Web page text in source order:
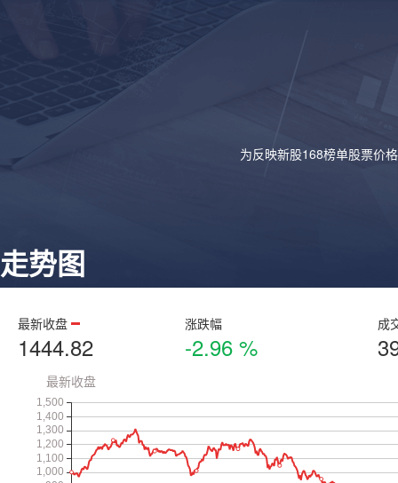
为反映新股168榜单股票价
走势图
最新收盘
1444.82
涨跌幅
-2.96 %
成